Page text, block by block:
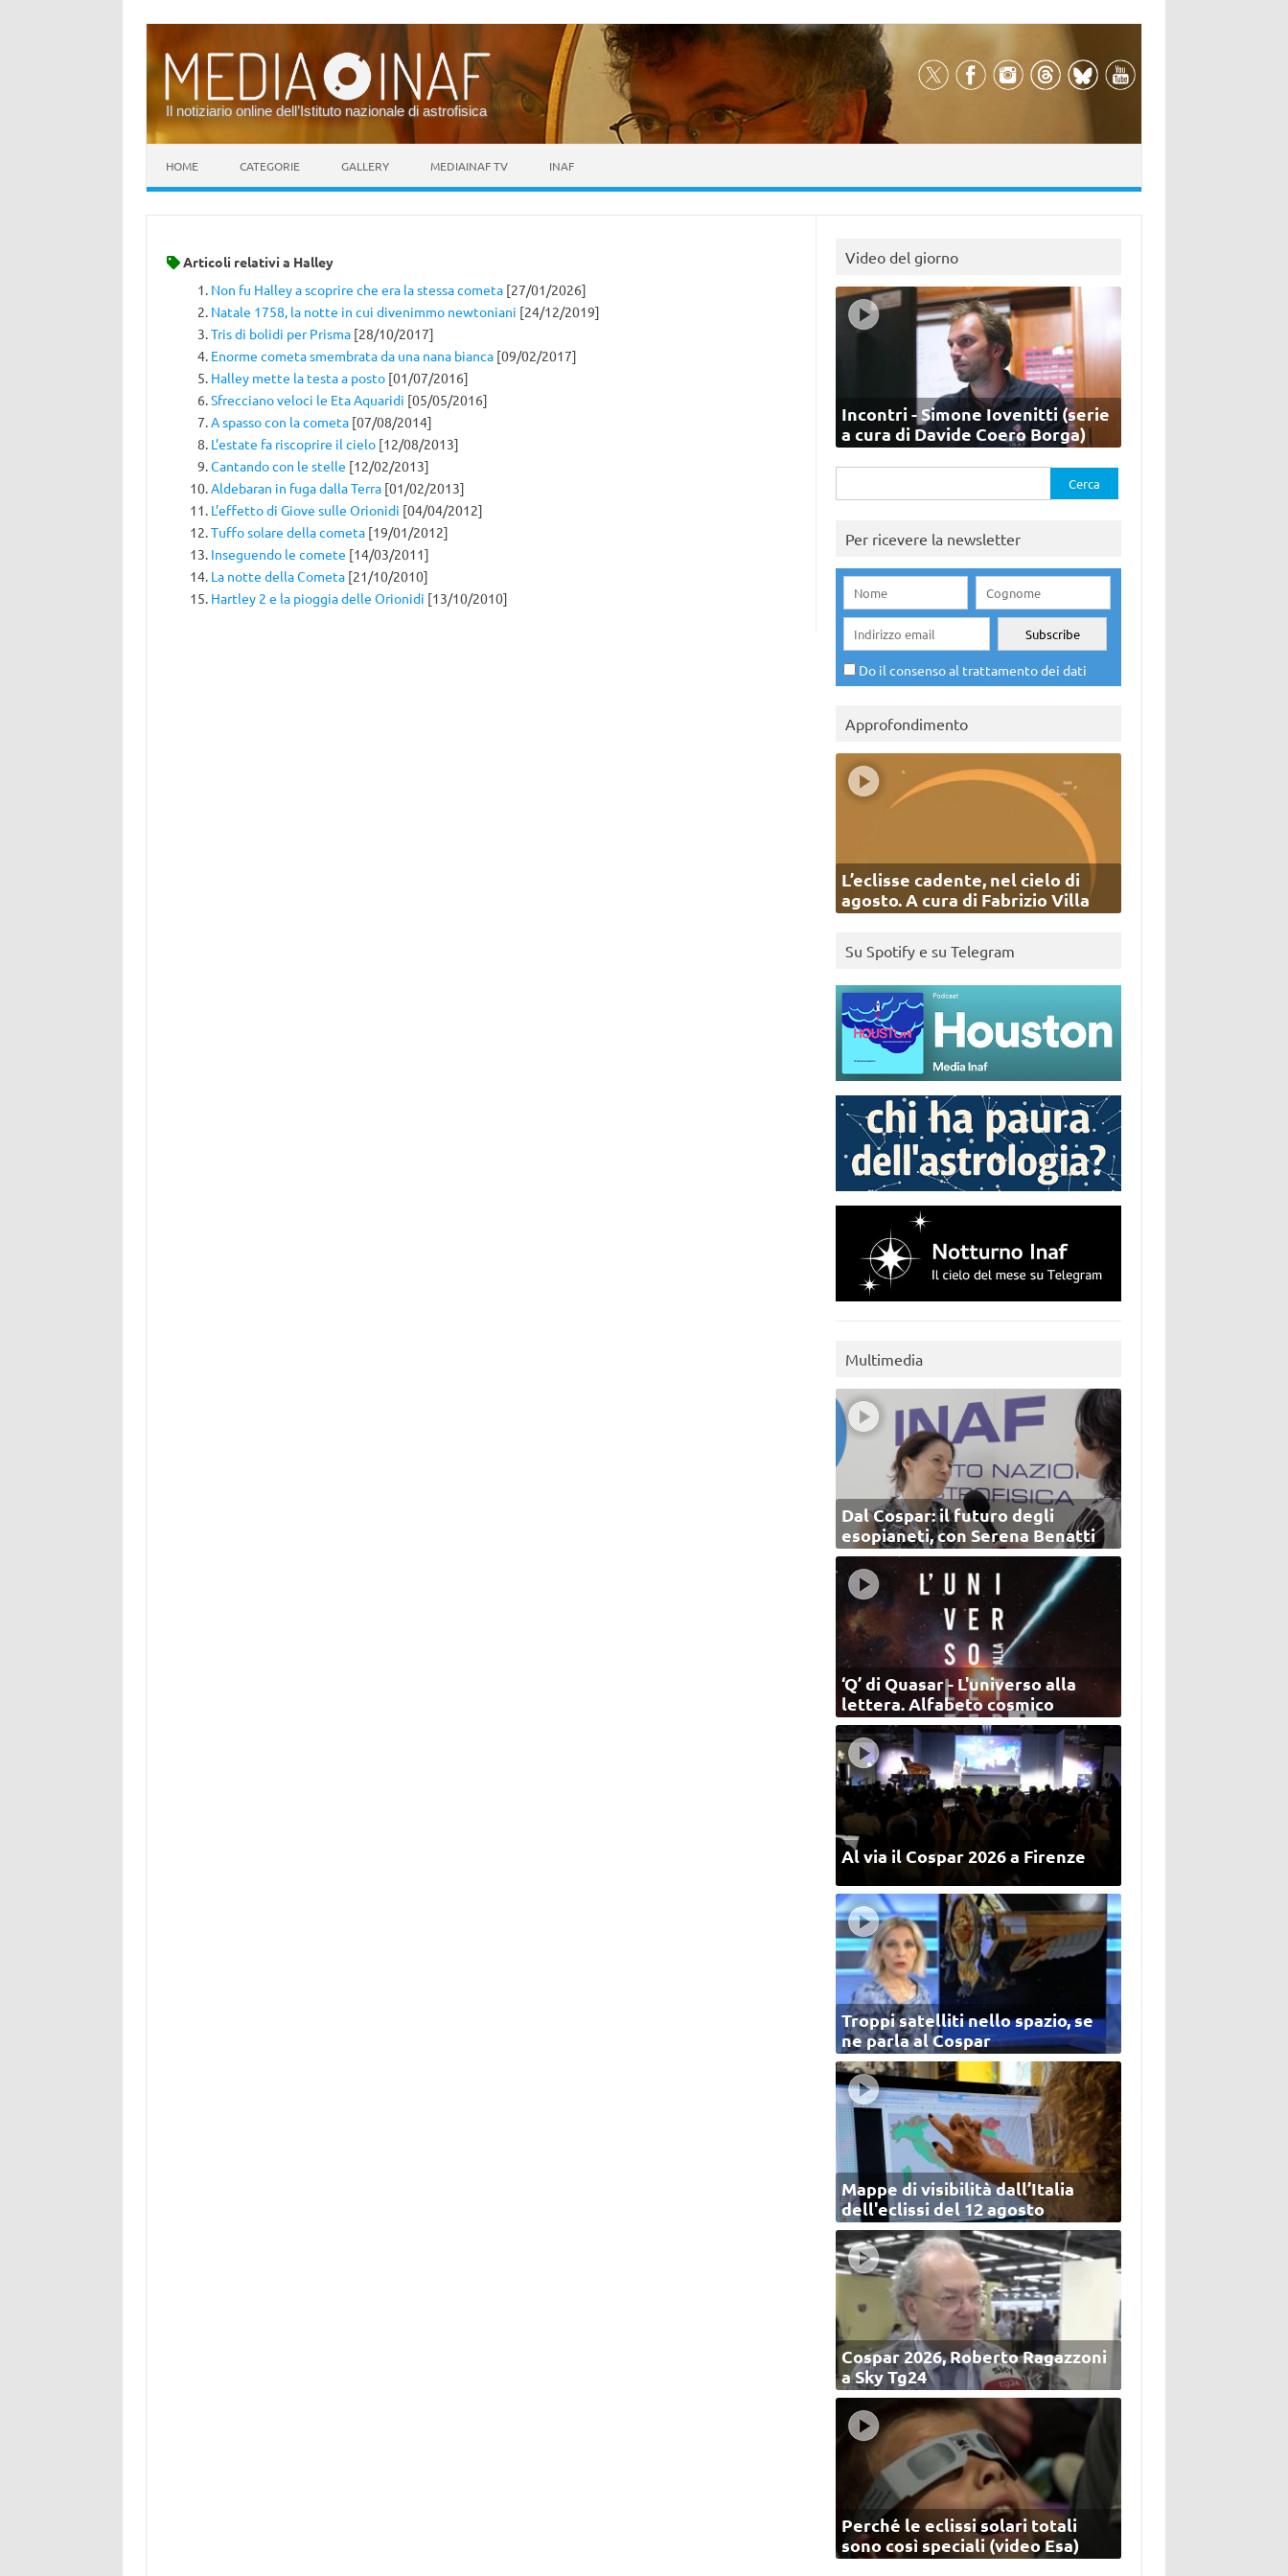
Il notiziario online dell’Istituto nazionale di astrofisica
HOME CATEGORIE GALLERY MEDIAINAF TV INAF
Articoli relativi a Halley
Non fu Halley a scoprire che era la stessa cometa[27/01/2026]
Natale 1758, la notte in cui divenimmo newtoniani [24/12/2019]
Tris di bolidi per Prisma[28/10/2017]
Enorme cometa smembrata da una nana bianca[09/02/2017]
Halley mette la testa a posto[01/07/2016]
Sfrecciano veloci le Eta Aquaridi [05/05/2016]
A spasso con la cometa[07/08/2014]
L’estate fa riscoprire il cielo[12/08/2013]
Cantando con le stelle [12/02/2013]
Aldebaran in fuga dalla Terra[01/02/2013]
L’effetto di Giove sulle Orionidi [04/04/2012]
Tuffo solare della cometa[19/01/2012]
Inseguendo le comete [14/03/2011]
La notte della Cometa[21/10/2010]
Hartley 2 e la pioggia delle Orionidi [13/10/2010]
Video del giorno
Incontri - Simone Iovenitti (serie
a cura di Davide Coero Borga)
per:
Per ricevere la newsletter
Do il consenso al trattamento dei dati
Approfondimento
L’eclisse cadente, nel cielo di
agosto. A cura di Fabrizio Villa
Su Spotify e su Telegram
Multimedia
Dal Cospar: il futuro degli
esopianeti, con Serena Benatti
‘Q’ di Quasar - L'universo alla
lettera. Alfabeto cosmico
Al via il Cospar 2026 a Firenze
Troppi satelliti nello spazio, se
ne parla al Cospar
Mappe di visibilità dall’Italia
dell'eclissi del 12 agosto
Cospar 2026, Roberto Ragazzoni
a Sky Tg24
Perché le eclissi solari totali
sono così speciali (video Esa)